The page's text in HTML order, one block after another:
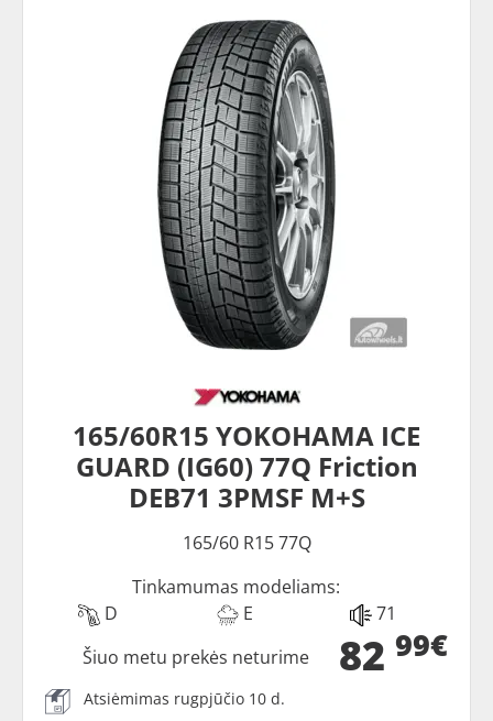
165/60R15 YOKOHAMA ICE
GUARD (IG60) 77Q Friction
DEB71 3PMSF M+S
165/60 R15 77Q
Tinkamumas modeliams:
D
E 71
82 99€
Šiuo metu prekės neturime
Atsiėmimas rugpjūčio 10 d.